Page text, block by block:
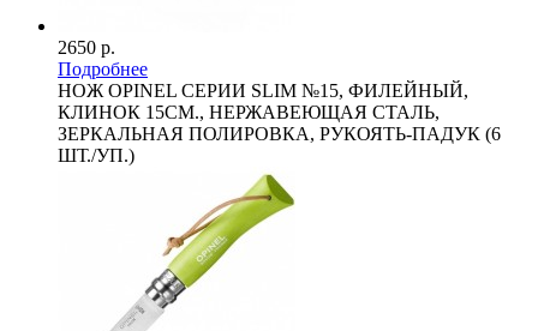
2650 р.
Подробнее
НОЖ OPINEL СЕРИИ SLIM №15, ФИЛЕЙНЫЙ,
КЛИНОК 15СМ., НЕРЖАВЕЮЩАЯ СТАЛЬ,
ЗЕРКАЛЬНАЯ ПОЛИРОВКА, РУКОЯТЬ-ПАДУК (6
ШТ./УП.)